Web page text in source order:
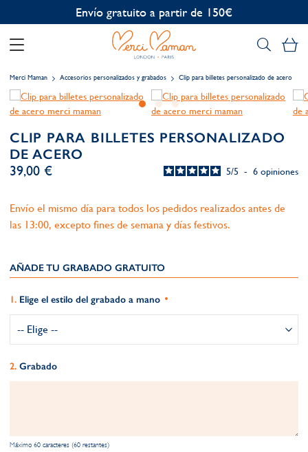
Envío gratuito a partir de 150€
Merci Maman Accesorios personalizados y grabados Clip para billetes personalizado de acero
CLIP PARA BILLETES PERSONALIZADO
DE ACERO
5/5 - 6 opiniones
39,00 €
Envío el mismo día para todos los pedidos realizados antes de
las 13:00, excepto fines de semana y días festivos.
AÑADE TU GRABADO GRATUITO​
Elige el estilo del grabado a mano
Grabado
Máximo 60 caracteres (60 restantes)